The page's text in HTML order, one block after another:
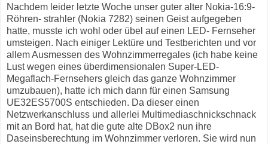
Nachdem leider letzte Woche unser guter alter Nokia-16:9-
Röhren- strahler (Nokia 7282) seinen Geist aufgegeben
hatte, musste ich wohl oder übel auf einen LED- Fernseher
umsteigen. Nach einiger Lektüre und Testberichten und vor
allem Ausmessen des Wohnzimmerregales (ich habe keine
Lust wegen eines überdimensionalen Super-LED-
Megaflach-Fernsehers gleich das ganze Wohnzimmer
umzubauen), hatte ich mich dann für einen Samsung
UE32ES5700S entschieden. Da dieser einen
Netzwerkanschluss und allerlei Multimediaschnickschnack
mit an Bord hat, hat die gute alte DBox2 nun ihre
Daseinsberechtung im Wohnzimmer verloren. Sie wird nun